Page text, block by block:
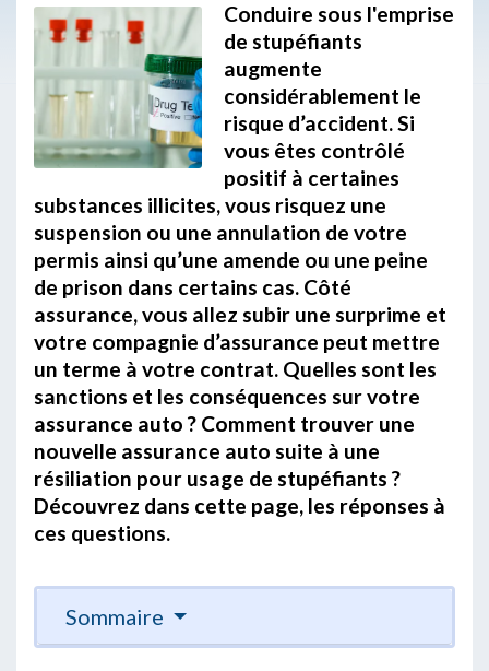
Conduire sous l'emprise
de stupéfiants
augmente
considérablement le
risque d’accident. Si
vous êtes contrôlé
positif à certaines
substances illicites, vous risquez une
suspension ou une annulation de votre
permis ainsi qu’une amende ou une peine
de prison dans certains cas. Côté
assurance, vous allez subir une surprime et
votre compagnie d’assurance peut mettre
un terme à votre contrat. Quelles sont les
sanctions et les conséquences sur votre
assurance auto ? Comment trouver une
nouvelle assurance auto suite à une
résiliation pour usage de stupéfiants ?
Découvrez dans cette page, les réponses à
ces questions.
Sommaire